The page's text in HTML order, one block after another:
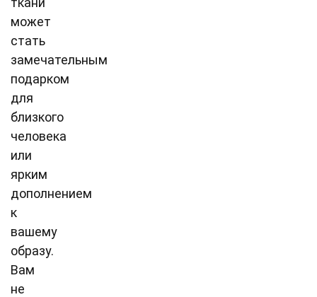
может
стать
замечательным
подарком
для
близкого
человека
или
ярким
дополнением
к
вашему
образу.
Вам
не